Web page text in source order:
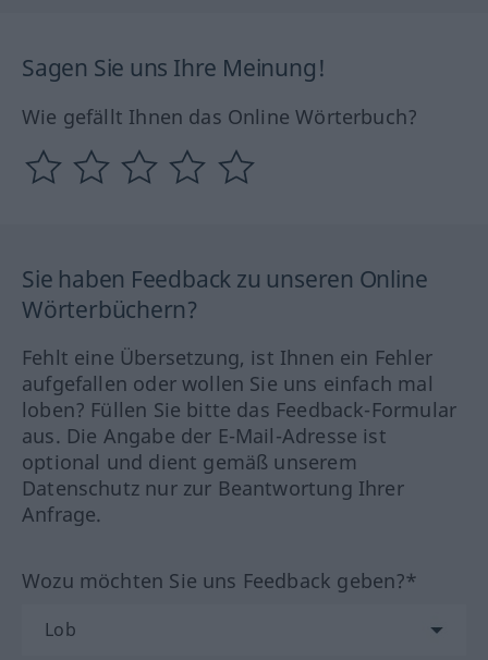
Sagen Sie uns Ihre Meinung!
Wie gefällt Ihnen das Online Wörterbuch?
Sie haben Feedback zu unseren Online
Wörterbüchern?
Fehlt eine Übersetzung, ist Ihnen ein Fehler
aufgefallen oder wollen Sie uns einfach mal
loben? Füllen Sie bitte das Feedback-Formular
aus. Die Angabe der E-Mail-Adresse ist
optional und dient gemäß unserem
Datenschutz nur zur Beantwortung Ihrer
Anfrage.
Wozu möchten Sie uns Feedback geben?*